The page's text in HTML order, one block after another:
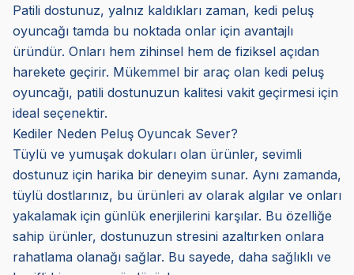
Patili dostunuz, yalnız kaldıkları zaman, kedi peluş
oyuncağı tamda bu noktada onlar için avantajlı
üründür. Onları hem zihinsel hem de fiziksel açıdan
harekete geçirir. Mükemmel bir araç olan kedi peluş
oyuncağı, patili dostunuzun kalitesi vakit geçirmesi için
ideal seçenektir.
Kediler Neden Peluş Oyuncak Sever?
Tüylü ve yumuşak dokuları olan ürünler, sevimli
dostunuz için harika bir deneyim sunar. Aynı zamanda,
tüylü dostlarınız, bu ürünleri av olarak algılar ve onları
yakalamak için günlük enerjilerini karşılar. Bu özelliğe
sahip ürünler, dostunuzun stresini azaltırken onlara
rahatlama olanağı sağlar. Bu sayede, daha sağlıklı ve